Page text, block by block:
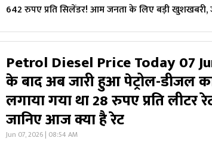
642 रुपए प्रति सिलेंडर! आम जनता के लिए बड़ी
Petrol Diesel Price Today 07
के बाद अब जारी हुआ पेट्रोल-डीजल
लगाया गया था 28 रुपए प्रति लीटर
जानिए आज क्या है रेट
Jun 07, 2026 | 08:54 AM